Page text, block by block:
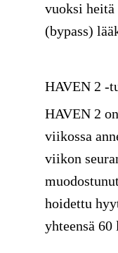
vuoksi
(bypass)
HAVEN 2 -
HAVEN 2
viikossa
viikon
hoidettu
yhteensä